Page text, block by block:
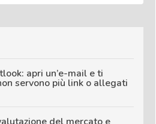
apri un’e-mail e ti
servono più link o allegati